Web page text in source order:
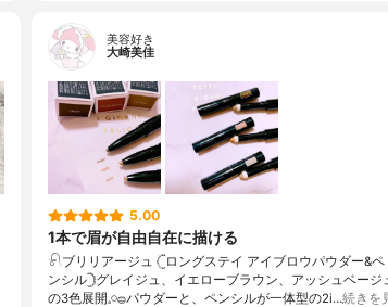
美容好き
大崎美佳
5.00
1本で眉が自由自在に描ける
𓍯ブリリアージュ 𓊆ロングステイ アイブロウパウダー&ペ
ンシル𓊇グレイジュ、イエローブラウン、アッシュベージ
の3色展開𓈒𓏸𓐍パウダーと、ペンシルが一体型の2i…続きを